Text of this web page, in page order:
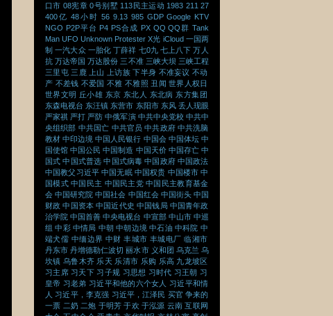
口市 08宪章 0号别墅 113民主运动 1983 211 27
400亿 48小时 56 9.13 985 GDP Google KTV
NGO P2P平台 P4 PS合成 PX QQ QQ群 Tank
Man UFO Unknown Protester X光 iCloud 一国两
制 一汽大众 一胎化 丁薛祥 七0九 七上八下 万人
抗 万达帝国 万达股份 三不准 三峡大坝 三峡工程
三里屯 三鹿 上山 上访族 下半身 不准妄议 不动
产 不差钱 不爱国 不雅 不雅照 丑闻 世界人权日
世界文明 丘小雄 东京 东北人 东北病 东方集团
东森电视台 东汪镇 东营市 东阳市 东风 丢人现眼
严家祺 严打 严防 中俄军演 中共中央党校 中共中
央组织部 中共国亡 中共官员 中共政府 中共洗脑
教材 中印边境 中国人民银行 中国会 中国体坛 中
国使馆 中国公民 中国制造 中国天价 中国存亡 中
国式 中国式普选 中国式病毒 中国政府 中国政法
中国教父习近平 中国无眠 中国权贵 中国楼市 中
国模式 中国民主 中国民主党 中国民主教育基金
会 中国研究院 中国社会 中国红会 中国街头 中国
财政 中国资本 中国近代史 中国钱局 中国青年政
治学院 中国首善 中央电视台 中宣部 中山市 中巡
组 中彩 中情局 中朝 中朝边境 中石油 中科院 中
端犬儒 中缅边界 中财 丰城市 丰城电厂 临湘市
丹东市 丹增德勒仁波切 丽水市 义和团 乌克兰 乌
坎镇 乌鲁木齐 乐天 乐清市 乐购 乐高 九龙坡区
习主席 习天下 习子规 习思想 习时代 习王朝 习
皇帝 习老弟 习近平和他的六个女人 习近平和情
人 习近平，李克强 习近平，江泽民 买官 争来的
一票 二奶 二炮 于明芳 于欢 于泓源 云南 互联网